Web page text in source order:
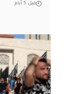
قبل 5 أيام